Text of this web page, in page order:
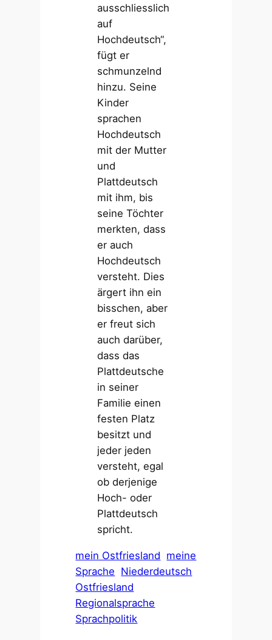
ausschliesslich
auf
Hochdeutsch“,
fügt er
schmunzelnd
hinzu. Seine
Kinder
sprachen
Hochdeutsch
mit der Mutter
und
Plattdeutsch
mit ihm, bis
seine Töchter
merkten, dass
er auch
Hochdeutsch
versteht. Dies
ärgert ihn ein
bisschen, aber
er freut sich
auch darüber,
dass das
Plattdeutsche
in seiner
Familie einen
festen Platz
besitzt und
jeder jeden
versteht, egal
ob derjenige
Hoch- oder
Plattdeutsch
spricht.
mein Ostfriesland meine
Sprache Niederdeutsch
Ostfriesland
Regionalsprache
Sprachpolitik